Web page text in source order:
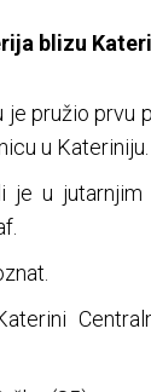
blizu
pružio prvu
u Kateriniju.
je u jutarnjim